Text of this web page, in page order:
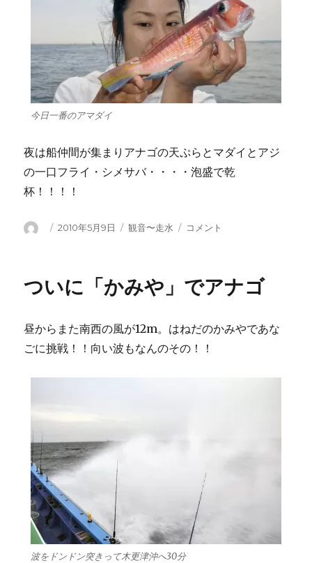
今日一番のアマダイ
夜は船仲間が集まりアナゴの天ぷらとマダイとアジ
の一口フライ・シメサバ・・・・泡盛で乾
杯！！！！
投 投
2010年5月9日
カ
ー
観音〜走水
連
で
は
走
コメント
ついに「かみや」でアナゴ
昼からまた南西の風が12m。はねだのかみやであな
ごに挑戦！！向い波もなんのその！！
波をドンドン突きって木更津沖へ30分